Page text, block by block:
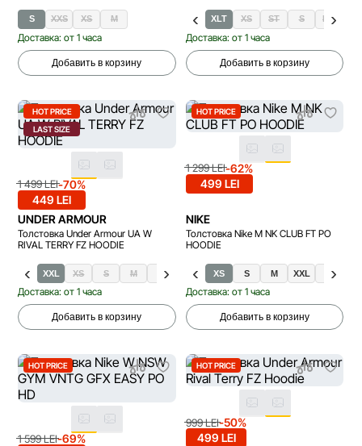
S XXS XS M
Доставка: от 1 часа
Добавить в корзину
XLT XS ST S MT
Доставка: от 1 часа
Добавить в корзину
HOT PRICE
LAST SIZE
1 499 LEI-70%
449 LEI
UNDER ARMOUR
Толстовка Under Armour UA W
RIVAL TERRY FZ HOODIE
XXL XS S M XL
Доставка: от 1 часа
Добавить в корзину
HOT PRICE
1 299 LEI-62%
499 LEI
NIKE
Толстовка Nike M NK CLUB FT PO
HOODIE
XS S M XXL L
Доставка: от 1 часа
Добавить в корзину
HOT PRICE
1 599 LEI-69%
HOT PRICE
999 LEI-50%
499 LEI